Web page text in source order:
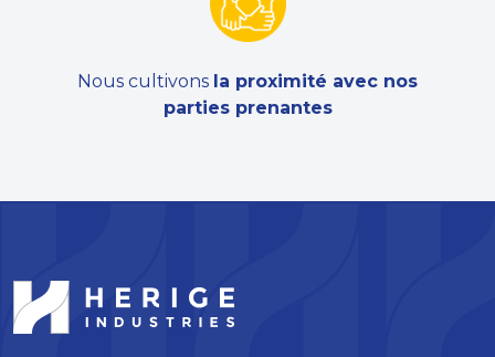
Nous cultivons la proximité avec nos
parties prenantes